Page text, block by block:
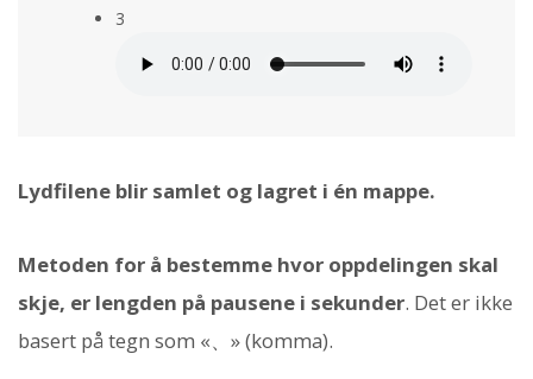
3
Lydfilene blir samlet og lagret i én mappe.
Metoden for å bestemme hvor oppdelingen skal
skje, er lengden på pausene i sekunder. Det er ikke
basert på tegn som «、» (komma).